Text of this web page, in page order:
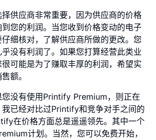
供应商非常重要，因为供应商的价格
您的利润。当您收到价格变动的电子
细核对，了解供应商所做的更改。您
没有利润了。如果您打算经营此类业
可能是为了赚取丰厚的利润，希望实
额。
您没有使用Printify Premium，则正在
我已经对比过Printify和竞争对手之间的
在价格方面总是遥遥领先。其中一个
计划。当然，您可以免费开始，